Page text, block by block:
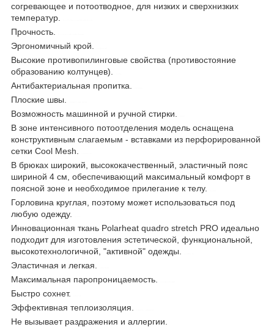
согревающее и потоотводное, для низких и сверхнизких
температур.
Прочность.
Эргономичный крой.
Высокие противопилинговые свойства (противостояние
образованию колтунцев).
Антибактериальная пропитка.
Плоские швы.
Возможность машинной и ручной стирки.
В зоне интенсивного потоотделения модель оснащена
конструктивным слагаемым - вставками из перфорированной
сетки Cool Mesh.
В брюках широкий, высококачественный, эластичный пояс
шириной 4 см, обеспечивающий максимальный комфорт в
поясной зоне и необходимое прилегание к телу.
Горловина круглая, поэтому может использоваться под
любую одежду.
Инновационная ткань Polarheat quadro stretch PRO идеально
подходит для изготовления эстетической, функциональной,
высокотехнологичной, "активной" одежды.
Эластичная и легкая.
Максимальная паропроницаемость.
Быстро сохнет.
Эффективная теплоизоляция.
Не вызывает раздражения и аллергии.